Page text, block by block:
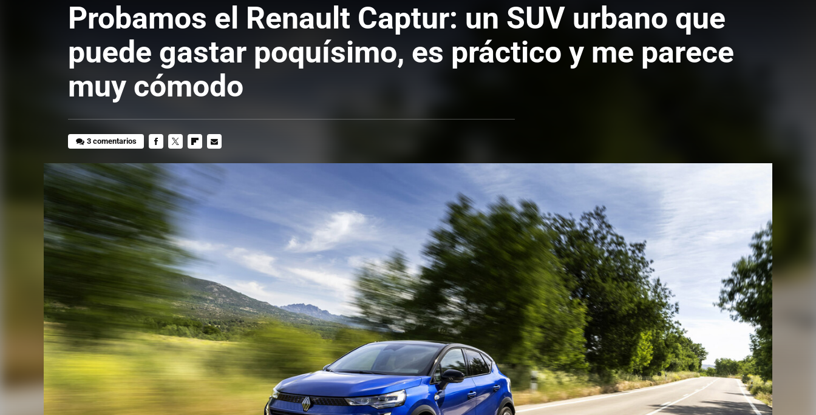
Probamos el Renault Captur: un SUV urbano que
puede gastar poquísimo, es práctico y me parece
muy cómodo
3 comentarios